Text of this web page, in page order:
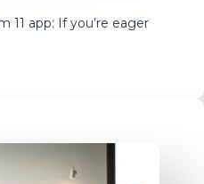
11 app: If you’re eager